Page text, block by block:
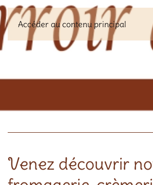
Accéder au contenu principal
nous joindre par téléphone (voir ci-
Venez découvrir